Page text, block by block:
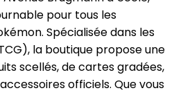
pour tous les
Spécialisée dans les
la boutique propose une
scellés, de cartes gradées,
officiels. Que vous